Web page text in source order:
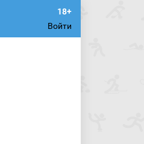
Войти